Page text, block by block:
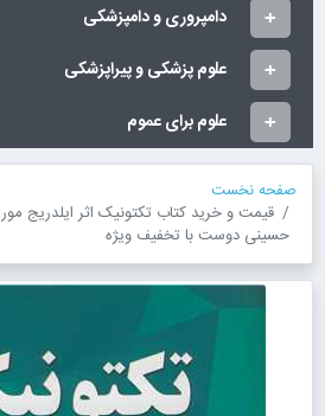
دامپروری و دامپزشکی
علوم پزشکی و پیراپزشکی
علوم برای عموم
صفحه نخست
قیمت و خرید کتاب تکتونیک اثر ایلدریج
حسینی دوست با تخفیف ویژه